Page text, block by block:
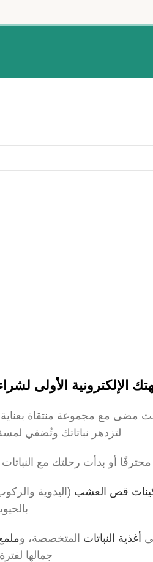
الأولى
مضى مع مجموعة منتقاة
لتزدهر نباتاتك وتُضفي
أو بدأت رحلتك مع النباتات
قص العشب (اليدوية
أغذية النباتات المتخصصة، و
جمالها